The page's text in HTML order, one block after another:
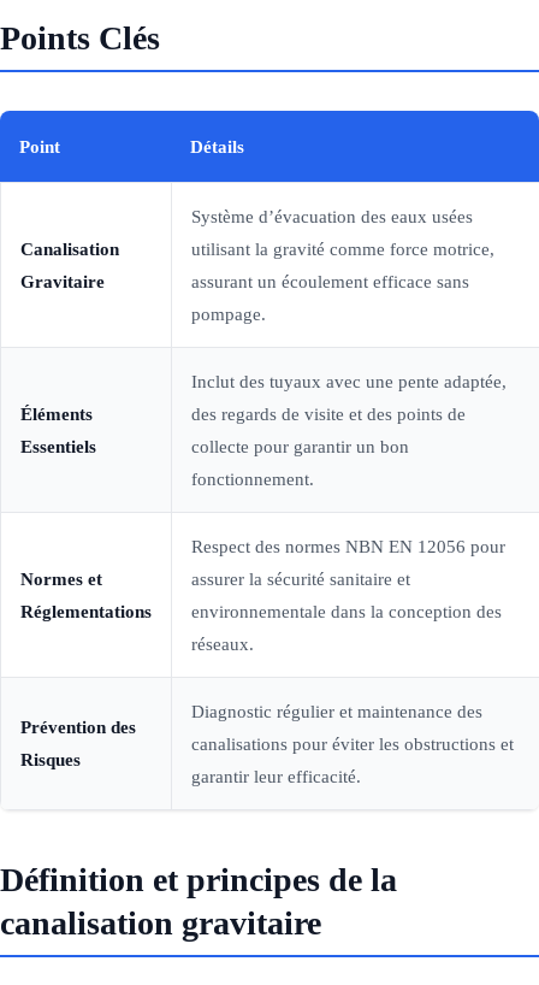
Points Clés
Point Détails
Canalisation
Gravitaire
Système d’évacuation des eaux usées
utilisant la gravité comme force motrice,
assurant un écoulement efficace sans
pompage.
Éléments
Essentiels
Inclut des tuyaux avec une pente adaptée,
des regards de visite et des points de
collecte pour garantir un bon
fonctionnement.
Normes et
Réglementations
Respect des normes NBN EN 12056 pour
assurer la sécurité sanitaire et
environnementale dans la conception des
réseaux.
Prévention des
Risques
Diagnostic régulier et maintenance des
canalisations pour éviter les obstructions et
garantir leur efficacité.
Définition et principes de la
canalisation gravitaire